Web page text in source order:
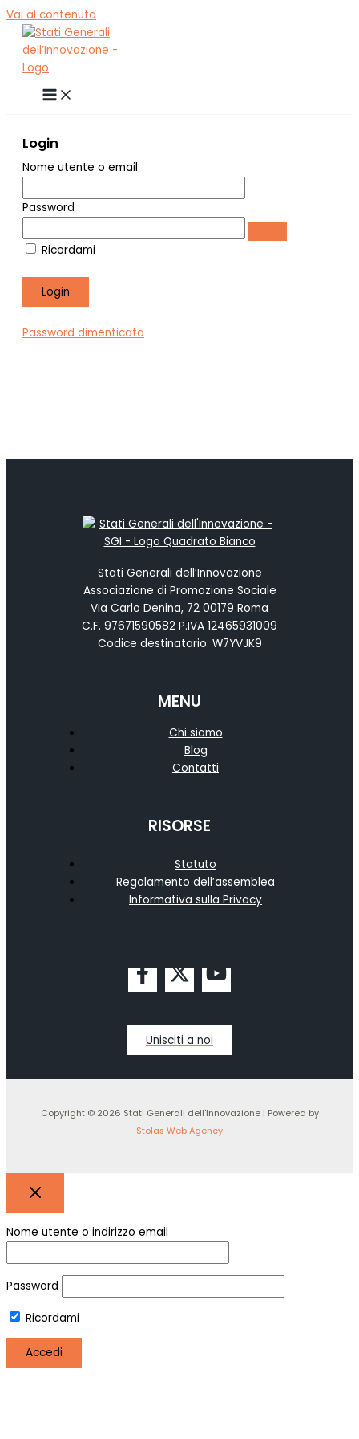
Vai al contenuto
Login
Nome utente o email
Password
Ricordami
Password dimenticata
Stati Generali dell’Innovazione
Associazione di Promozione Sociale
Via Carlo Denina, 72 00179 Roma
C.F. 97671590582 P.IVA 12465931009
Codice destinatario: W7YVJK9
MENU
Chi siamo
Blog
Contatti
RISORSE
Statuto
Regolamento dell’assemblea
Informativa sulla Privacy
Unisciti a noi
Copyright © 2026 Stati Generali dell'Innovazione | Powered by
Stolas Web Agency
Nome utente o indirizzo email
Password
Ricordami